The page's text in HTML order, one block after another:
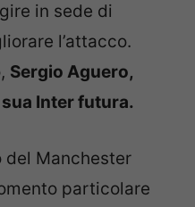
in sede di
l’attacco.
Sergio Aguero,
Inter futura.
del Manchester
particolare